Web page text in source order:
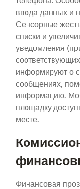
ввода данных и
Сенсорные
списки и
уведомления
информируют о
сообщениях,
информацию.
площадку
месте.
Финансовая